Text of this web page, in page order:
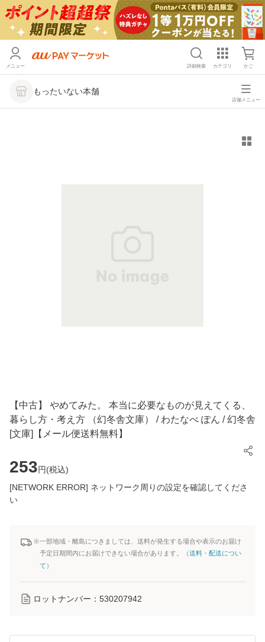
メニュー 詳細検索 カテゴリ かご
もったいない本舗
店舗メニュー
【中古】 やめてみた。 本当に必要なものが見えてくる、
暮らし方・考え方 （幻冬舎文庫） / わたなべ ぽん / 幻冬舎
[文庫]【メール便送料無料】
253円(税込)
[NETWORK ERROR] ネットワーク周りの設定を確認してくださ
い
※一部地域・離島につきましては、送料が発生する場合や表示のお届け
予定日期間内にお届けできない場合があります。（送料・配送につい
て ）
ロットナンバー： 530207942